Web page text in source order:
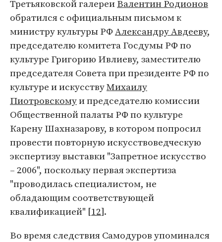
Третьяковской галереиВалентин Родионов
обратился с официальным письмом к
министру культуры РФАлександру Авдееву,
председателю комитета Госдумы РФ по
культуре Григорию Ивлиеву, заместителю
председателя Совета при президенте РФ по
культуре и искусствуМихаилу
Пиотровскомуи председателю комиссии
Общественной палаты РФ по культуре
Карену Шахназарову, в котором попросил
провести повторную искусствоведческую
экспертизу выставки "Запретное искусство
– 2006", поскольку первая экспертиза
"проводилась специалистом, не
обладающим соответствующей
квалификацией" [12].
Во время следствия Самодуров упоминался